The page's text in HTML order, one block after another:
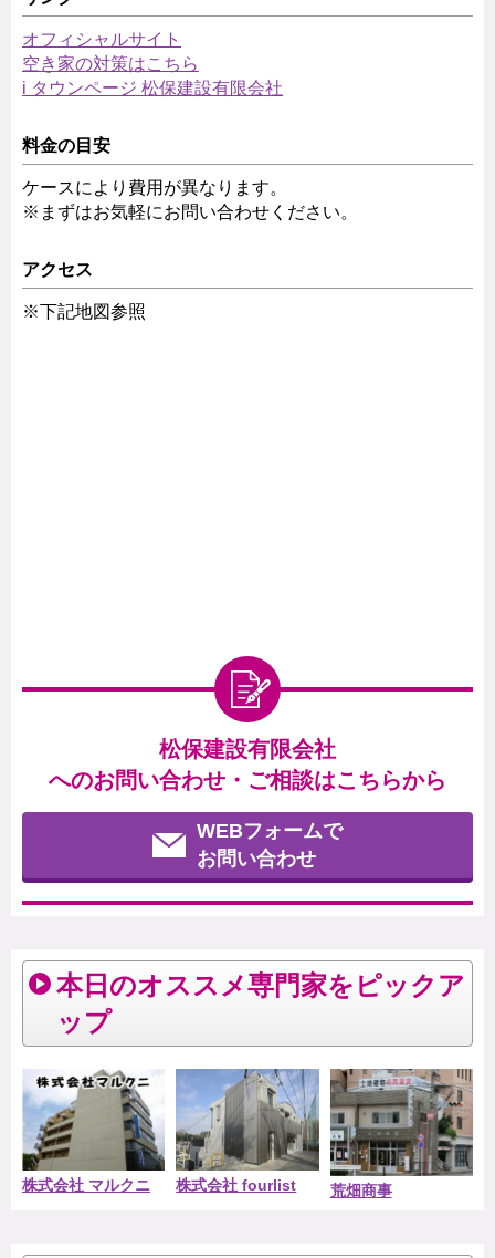
オフィシャルサイト
空き家の対策はこちら
i タウンページ 松保建設有限会社
料金の目安
ケースにより費用が異なります。
※まずはお気軽にお問い合わせください。
アクセス
※下記地図参照
松保建設有限会社
へのお問い合わせ・ご相談はこちらから
WEBフォームで
お問い合わせ
本日のオススメ専門家をピックア
ップ
株式会社 マルクニ 株式会社 fourlist 荒畑商事